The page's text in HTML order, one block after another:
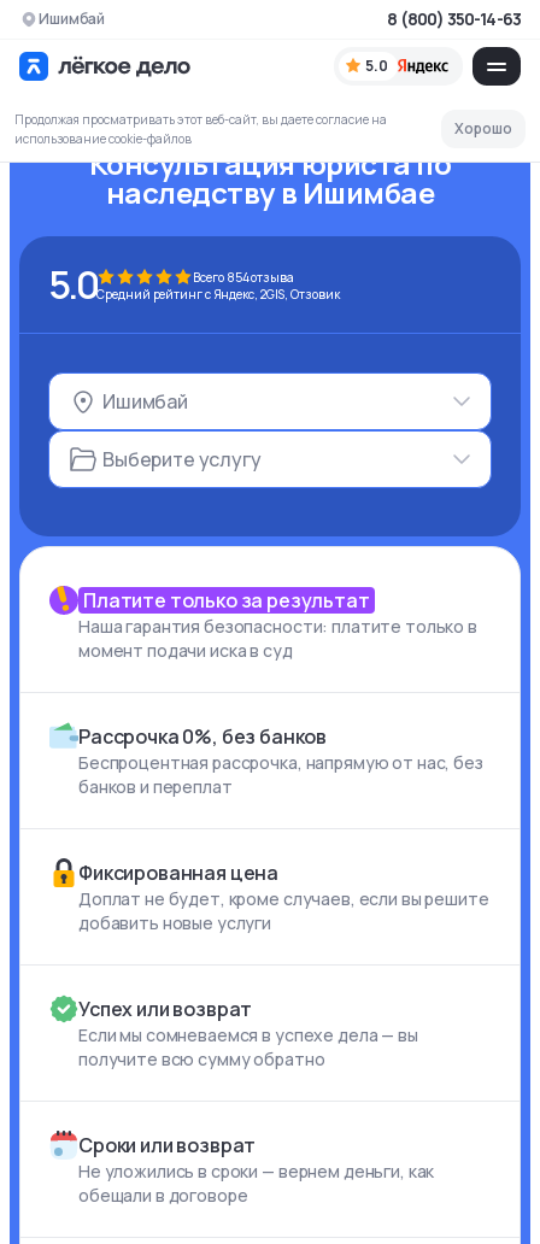
Ишимбай
5.0
8 (800) 350-14-63
Продолжая просматривать этот веб-сайт, вы даете согласие на
использование cookie-файлов
Хорошо
Консультация юриста по
наследствув Ишимбае
5.0 Всего 854отзыва
Средний рейтинг с Яндекс, 2GIS, Отзовик
Ишимбай
Выберите услугу
Платите только за результат
Наша гарантия безопасности: платите только в
момент подачи иска в суд
Рассрочка 0%, без банков
Беспроцентная рассрочка, напрямую от нас, без
банков и переплат
Фиксированная цена
Доплат не будет, кроме случаев, если вы решите
добавить новые услуги
Успех или возврат
Если мы сомневаемся в успехе дела — вы
получите всю сумму обратно
Сроки или возврат
Не уложились в сроки — вернем деньги, как
обещали в договоре